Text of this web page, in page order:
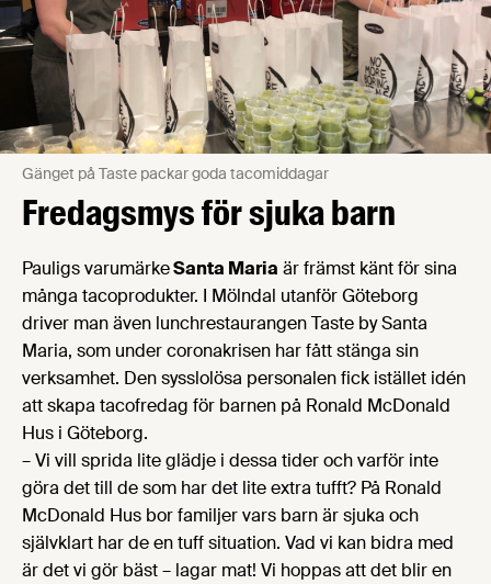
Gänget på Taste packar goda tacomiddagar
Fredagsmys för sjuka barn
Pauligs varumärkeSanta Maria är främst känt för sina
många tacoprodukter. I Mölndal utanför Göteborg
driver man även lunchrestaurangen Taste by Santa
Maria, som under coronakrisen har fått stänga sin
verksamhet. Den sysslolösa personalen fick istället idén
att skapa tacofredag för barnen på Ronald McDonald
Hus i Göteborg.
– Vi vill sprida lite glädje i dessa tider och varför inte
göra det till de som har det lite extra tufft? På Ronald
McDonald Hus bor familjer vars barn är sjuka och
självklart har de en tuff situation. Vad vi kan bidra med
är det vi gör bäst – lagar mat! Vi hoppas att det blir en